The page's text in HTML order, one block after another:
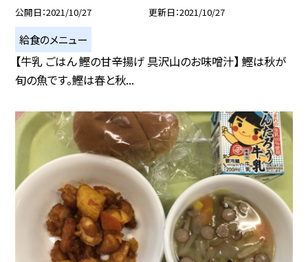
公開日 2021/10/27 更新日 2021/10/27
給食のメニュー
【牛乳 ごはん 鰹の甘辛揚げ 具沢山のお味噌汁】 鰹は秋が
旬の魚です。鰹は春と秋...